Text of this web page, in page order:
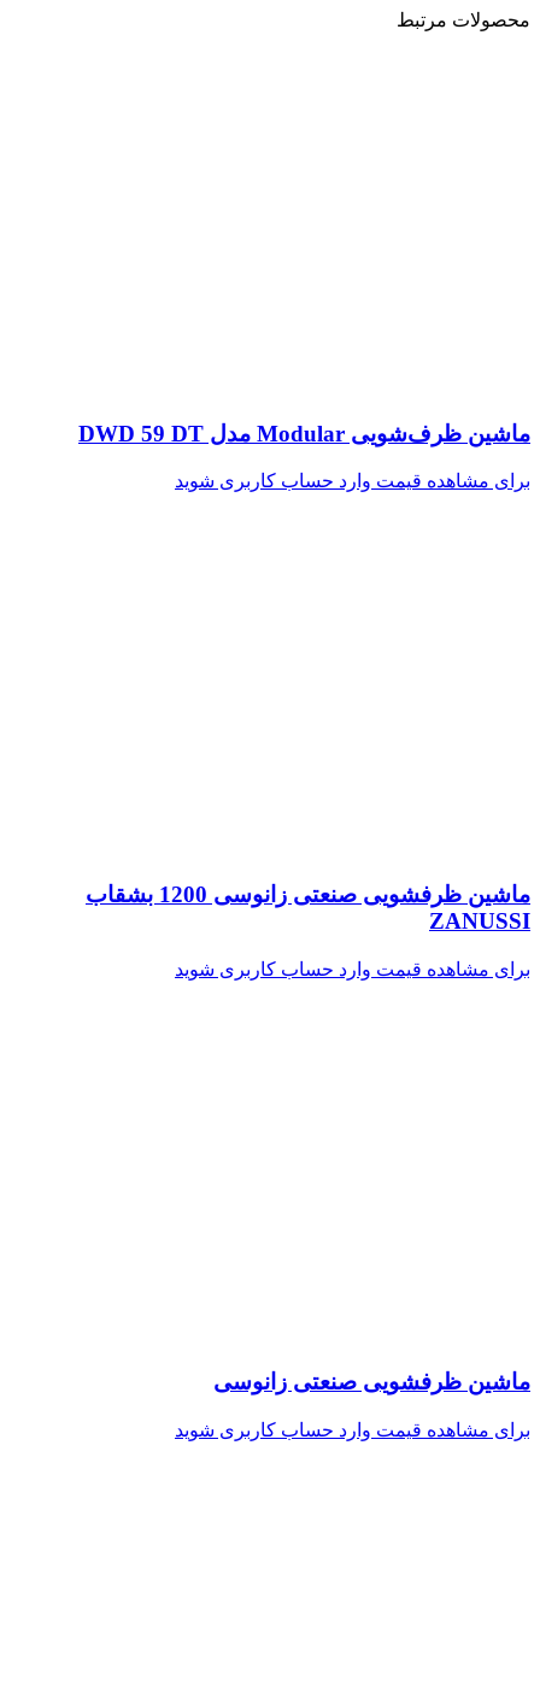
محصولات مرتبط
ماشین ظرف‌شویی Modular مدل DWD 59 DT
برای مشاهده قیمت وارد حساب کاربری شوید
ماشین ظرفشویی صنعتی زانوسی 1200 بشقاب
ZANUSSI
برای مشاهده قیمت وارد حساب کاربری شوید
ماشین ظرفشویی صنعتی زانوسی
برای مشاهده قیمت وارد حساب کاربری شوید